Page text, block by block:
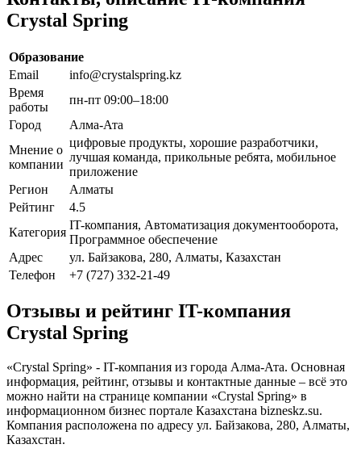
Crystal Spring
Образование
Email
info@crystalspring.kz
Время
работы
пн-пт 09:00–18:00
Город
Алма-Ата
Мнение о
компании
цифровые продукты, хорошие разработчики,
лучшая команда, прикольные ребята, мобильное
приложение
Регион
Алматы
Рейтинг
4.5
Категория
IT-компания, Автоматизация документооборота,
Программное обеспечение
Адрес
ул. Байзакова, 280, Алматы, Казахстан
Телефон
+7 (727) 332-21-49
Отзывы и рейтинг IT-компания
Crystal Spring
«Crystal Spring» - IT-компания из города Алма-Ата. Основная
информация, рейтинг, отзывы и контактные данные – всё это
можно найти на странице компании «Crystal Spring» в
информационном бизнес портале Казахстана bizneskz.su.
Компания расположена по адресу ул. Байзакова, 280, Алматы,
Казахстан.